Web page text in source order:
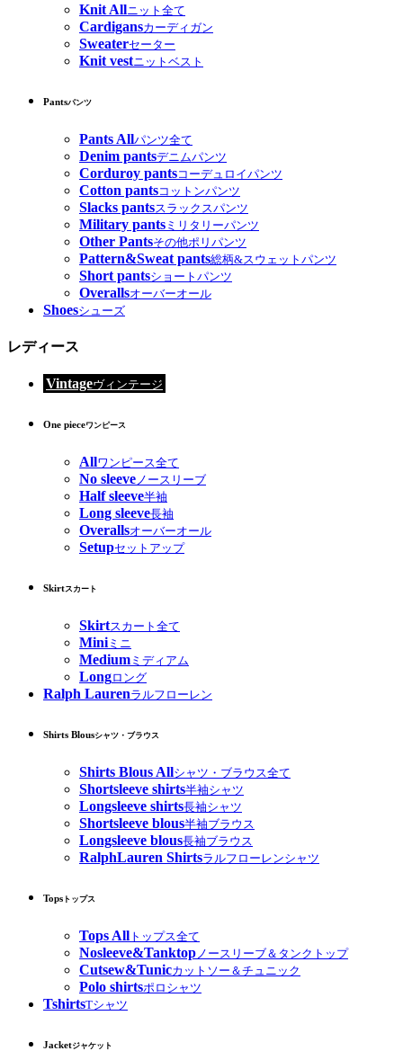
Knit Allニット全て
Cardigansカーディガン
Sweaterセーター
Knit vestニットベスト
Pantsパンツ
Pants Allパンツ全て
Denim pantsデニムパンツ
Corduroy pantsコーデュロイパンツ
Cotton pantsコットンパンツ
Slacks pantsスラックスパンツ
Military pants ミリタリーパンツ
Other Pantsその他ポリパンツ
Pattern&Sweat pants総柄&スウェットパンツ
Short pantsショートパンツ
Overallsオーバーオール
Shoesシューズ
レディース
Vintageヴィンテージ
One pieceワンピース
Allワンピース全て
No sleeveノースリーブ
Half sleeve半袖
Long sleeve長袖
Overallsオーバーオール
Setupセットアップ
Skirtスカート
Skirtスカート全て
Miniミニ
Medium ミディアム
Longロング
Ralph Laurenラルフローレン
Shirts Blousシャツ・ブラウス
Shirts Blous Allシャツ・ブラウス全て
Shortsleeve shirts半袖シャツ
Longsleeve shirts長袖シャツ
Shortsleeve blous半袖ブラウス
Longsleeve blous長袖ブラウス
RalphLauren Shirtsラルフローレンシャツ
Tops トップス
Tops All トップス全て
Nosleeve&Tanktop ノースリーブ＆タンクトップ
Cutsew&Tunicカットソー＆チュニック
Polo shirtsポロシャツ
TshirtsTシャツ
Jacketジャケット